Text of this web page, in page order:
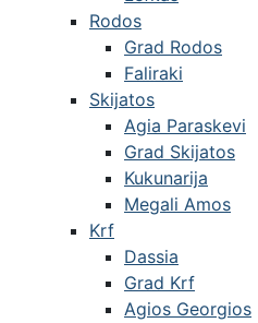
Rodos
Grad Rodos
Faliraki
Skijatos
Agia Paraskevi
Grad Skijatos
Kukunarija
Megali Amos
Krf
Dassia
Grad Krf
Agios Georgios